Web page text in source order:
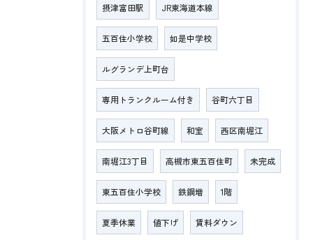
摂津富田駅 JR東海道本線
五百住小学校 如是中学校
ルグランデ上町台
専用トランクルーム付き 谷町六丁目
大阪メトロ谷町線 和室 西区南堀江
南堀江3丁目 高槻市東五百住町 未完成
東五百住小学校 鉄鋼増 1階
夏季休業 値下げ 賃料ダウン